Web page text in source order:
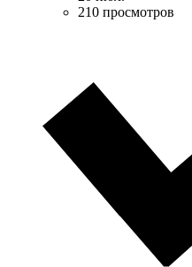
210 просмотров